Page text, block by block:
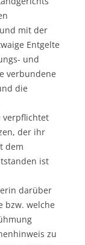
mit der
Entgelte
und
verbundene
die
verpflichtet
der ihr
dem
ist
darüber
bzw. welche
zu